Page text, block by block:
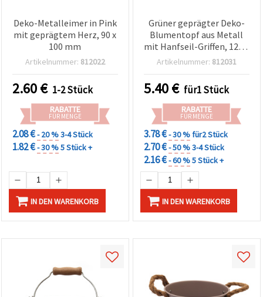
Deko-Metalleimer in Pink
mit geprägtem Herz, 90 x
100 mm
Artikelnummer: 812022
2.60€ 1-2 Stück
RABATTE
FÜR MENGE
2.08 €- 20 %3-4 Stück
1.82 €- 30 %5 Stück +
IN DEN WARENKORB
Grüner geprägter Deko-
Blumentopf aus Metall
mit Hanfseil-Griffen, 120 x
134 mm – Perfekt für
gemütliche Wohn-Deko
Artikelnummer: 812031
5.40€ für1 Stück
RABATTE
FÜR MENGE
3.78 €- 30 %für2 Stück
2.70 €- 50 %3-4 Stück
2.16 €- 60 %5 Stück +
IN DEN WARENKORB